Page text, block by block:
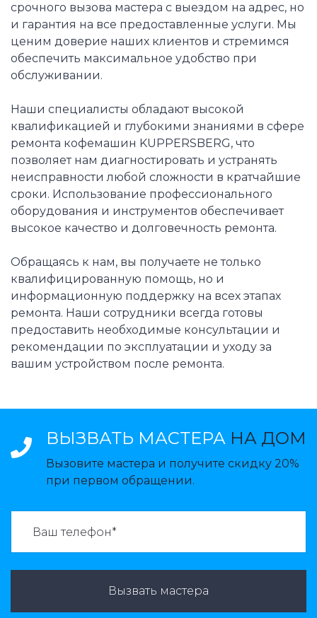
срочного вызова мастера с выездом на адрес, но
и гарантия на все предоставленные услуги. Мы
ценим доверие наших клиентов и стремимся
обеспечить максимальное удобство при
обслуживании.
Наши специалисты обладают высокой
квалификацией и глубокими знаниями в сфере
ремонта кофемашин KUPPERSBERG, что
позволяет нам диагностировать и устранять
неисправности любой сложности в кратчайшие
сроки. Использование профессионального
оборудования и инструментов обеспечивает
высокое качество и долговечность ремонта.
Обращаясь к нам, вы получаете не только
квалифицированную помощь, но и
информационную поддержку на всех этапах
ремонта. Наши сотрудники всегда готовы
предоставить необходимые консультации и
рекомендации по эксплуатации и уходу за
вашим устройством после ремонта.
ВЫЗВАТЬ МАСТЕРА НА ДОМ
Вызовите мастера и получите скидку 20%
при первом обращении.
Вызвать мастера